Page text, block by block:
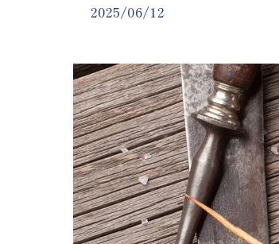
2025/06/12